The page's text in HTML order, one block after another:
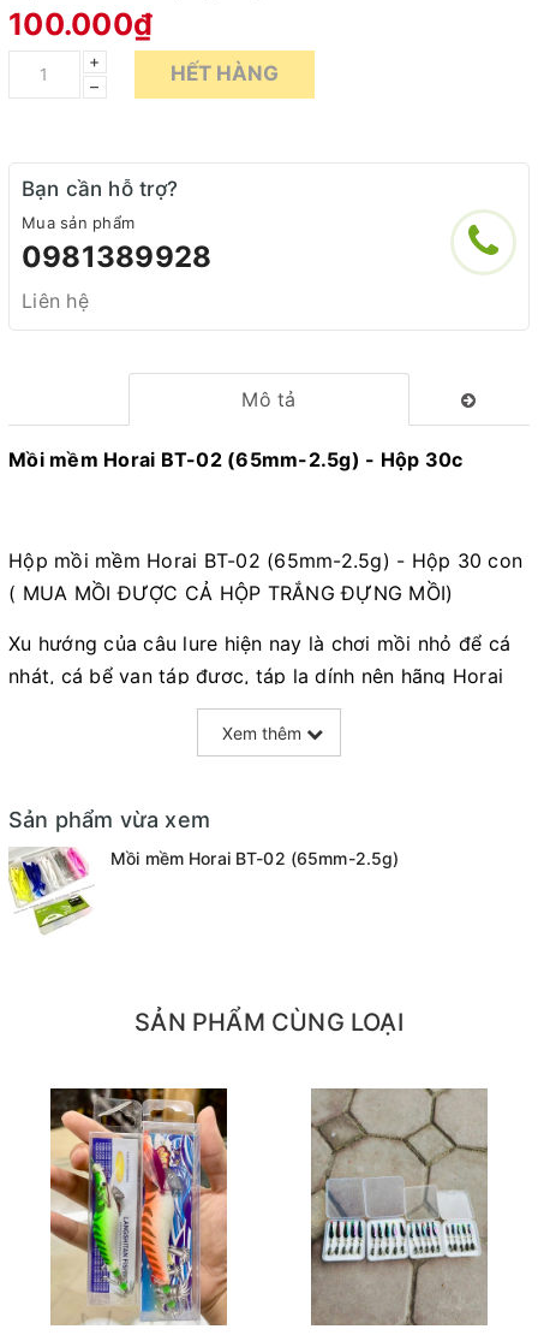
100.000₫
+
–
HẾT HÀNG
Bạn cần hỗ trợ?
Mua sản phẩm
0981389928
Liên hệ
Mô tả
Mồi mềm Horai BT-02 (65mm-2.5g) - Hộp 30c
Hộp mồi mềm Horai BT-02 (65mm-2.5g) - Hộp 30 con
( MUA MỒI ĐƯỢC CẢ HỘP TRẮNG ĐỰNG MỒI)
Xu hướng của câu lure hiện nay là chơi mồi nhỏ để cá
nhát, cá bể van táp được, táp la dính nên hãng Horai
cho ra phiên bản mini cá voi con với chất liệu cao su
dai, mềm dẻo để đảm bảo acction mồi bơi lắc uyển
Thông số:
- Dài 6.5cm Nặng 2.5g
- Sản phẩm bao gồm 1 hộp trắng + 30 con mồi bên
- Sản phẩm có thể kết hợp cùng lưỡi AR15
Xem thêm
Sản phẩm vừa xem
Mồi mềm Horai BT-02 (65mm-2.5g)
SẢN PHẨM CÙNG LOẠI